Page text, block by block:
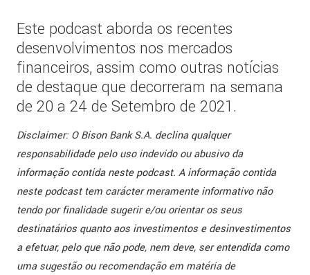
Este podcast aborda os recentes
desenvolvimentos nos mercados
financeiros, assim como outras notícias
de destaque que decorreram na semana
de 20 a 24 de Setembro de 2021.
Disclaimer: O Bison Bank S.A. declina qualquer
responsabilidade pelo uso indevido ou abusivo da
informação contida neste podcast. A informação contida
neste podcast tem carácter meramente informativo não
tendo por finalidade sugerir e/ou orientar os seus
destinatários quanto aos investimentos e desinvestimentos
a efetuar, pelo que não pode, nem deve, ser entendida como
uma sugestão ou recomendação em matéria de